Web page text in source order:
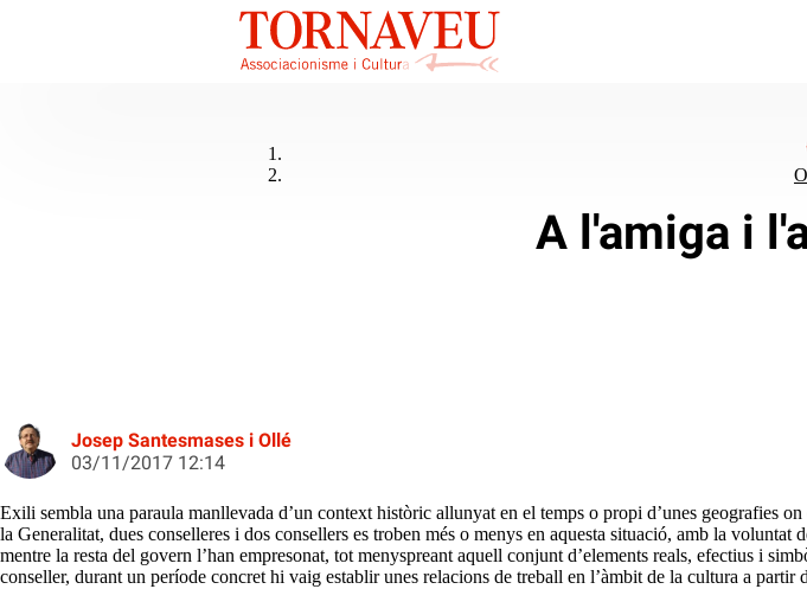
A l'amiga i
Josep Santesmases i Ollé
03/11/2017 12:14
Exili sembla una paraula manllevada d’un context històric allunyat en el temps o propi d’unes geografies
la Generalitat, dues conselleres i dos consellers es troben més o menys en aquesta situació, amb la
mentre la resta del govern l’han empresonat, tot menyspreant aquell conjunt d’elements reals, efectius i
conseller, durant un període concret hi vaig establir unes relacions de treball en l’àmbit de la cultura a